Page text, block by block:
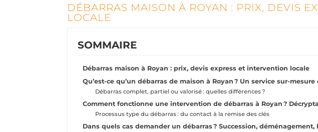
DÉBARRAS MAISON À ROYAN : PRIX, DEVIS
LOCALE
SOMMAIRE
Débarras maison à Royan : prix, devis express et intervention locale
Qu’est-ce qu’un débarras de maison à Royan ? Un service sur-mesure
Débarras complet, partiel ou valorisé : quelles différences ?
Comment fonctionne une intervention de débarras à Royan ?
Processus type du débarras : du contact à la remise des clés
Dans quels cas demander un débarras ? Succession,